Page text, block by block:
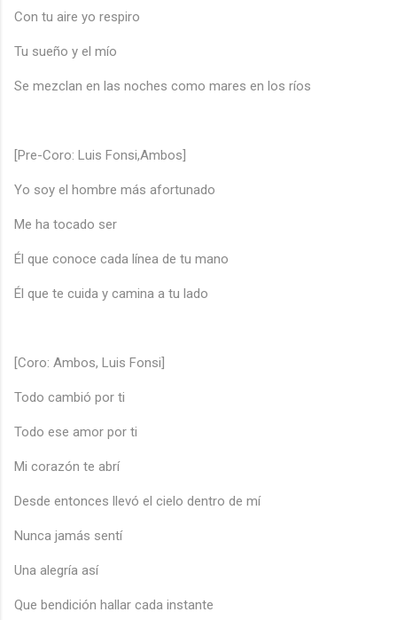
Con tu aire yo respiro
Tu sueño y el mío
Se mezclan en las noches como mares en los ríos
[Pre-Coro: Luis Fonsi,Ambos]
Yo soy el hombre más afortunado
Me ha tocado ser
Él que conoce cada línea de tu mano
Él que te cuida y camina a tu lado
[Coro: Ambos, Luis Fonsi]
Todo cambió por ti
Todo ese amor por ti
Mi corazón te abrí
Desde entonces llevó el cielo dentro de mí
Nunca jamás sentí
Una alegría así
Que bendición hallar cada instante